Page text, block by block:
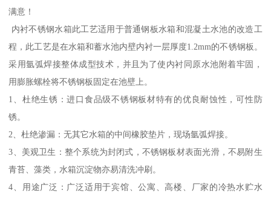
满意！
内衬不锈钢水箱此工艺适用于普通钢板水箱和混凝土水池的改造工
程，此工艺是在水箱和蓄水池内壁内衬一层厚度1.2mm的不锈钢板。
采用氩弧焊接整体成型技术，并且为了使内衬同原水池附着牢固，
用膨胀螺栓将不锈钢板固定在池壁上。
1、杜绝生锈：进口食品级不锈钢板材特有的优良耐蚀性，可性防
锈。
2、杜绝渗漏：无其它水箱的中间橡胶垫片，现场氩弧焊接。
3、美观卫生：整个系统为封闭式，不锈钢板材表面光滑，不易附生
青苔、藻类，水箱沉淀物亦易清洗冲刷。
4、用途广泛：广泛适用于宾馆、公寓、高楼、厂家的冷热水贮水